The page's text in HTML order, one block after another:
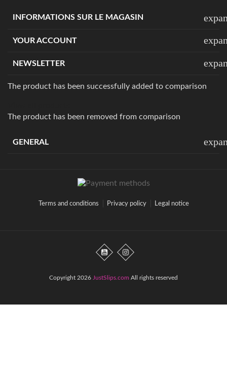
INFORMATIONS SUR LE MAGASIN
YOUR ACCOUNT
NEWSLETTER
The product has been successfully added to comparison
The product has been removed from comparison
GENERAL
Terms and conditions Privacy policy Legal notice
Copyright 2026 JustSlips.com All rights reserved